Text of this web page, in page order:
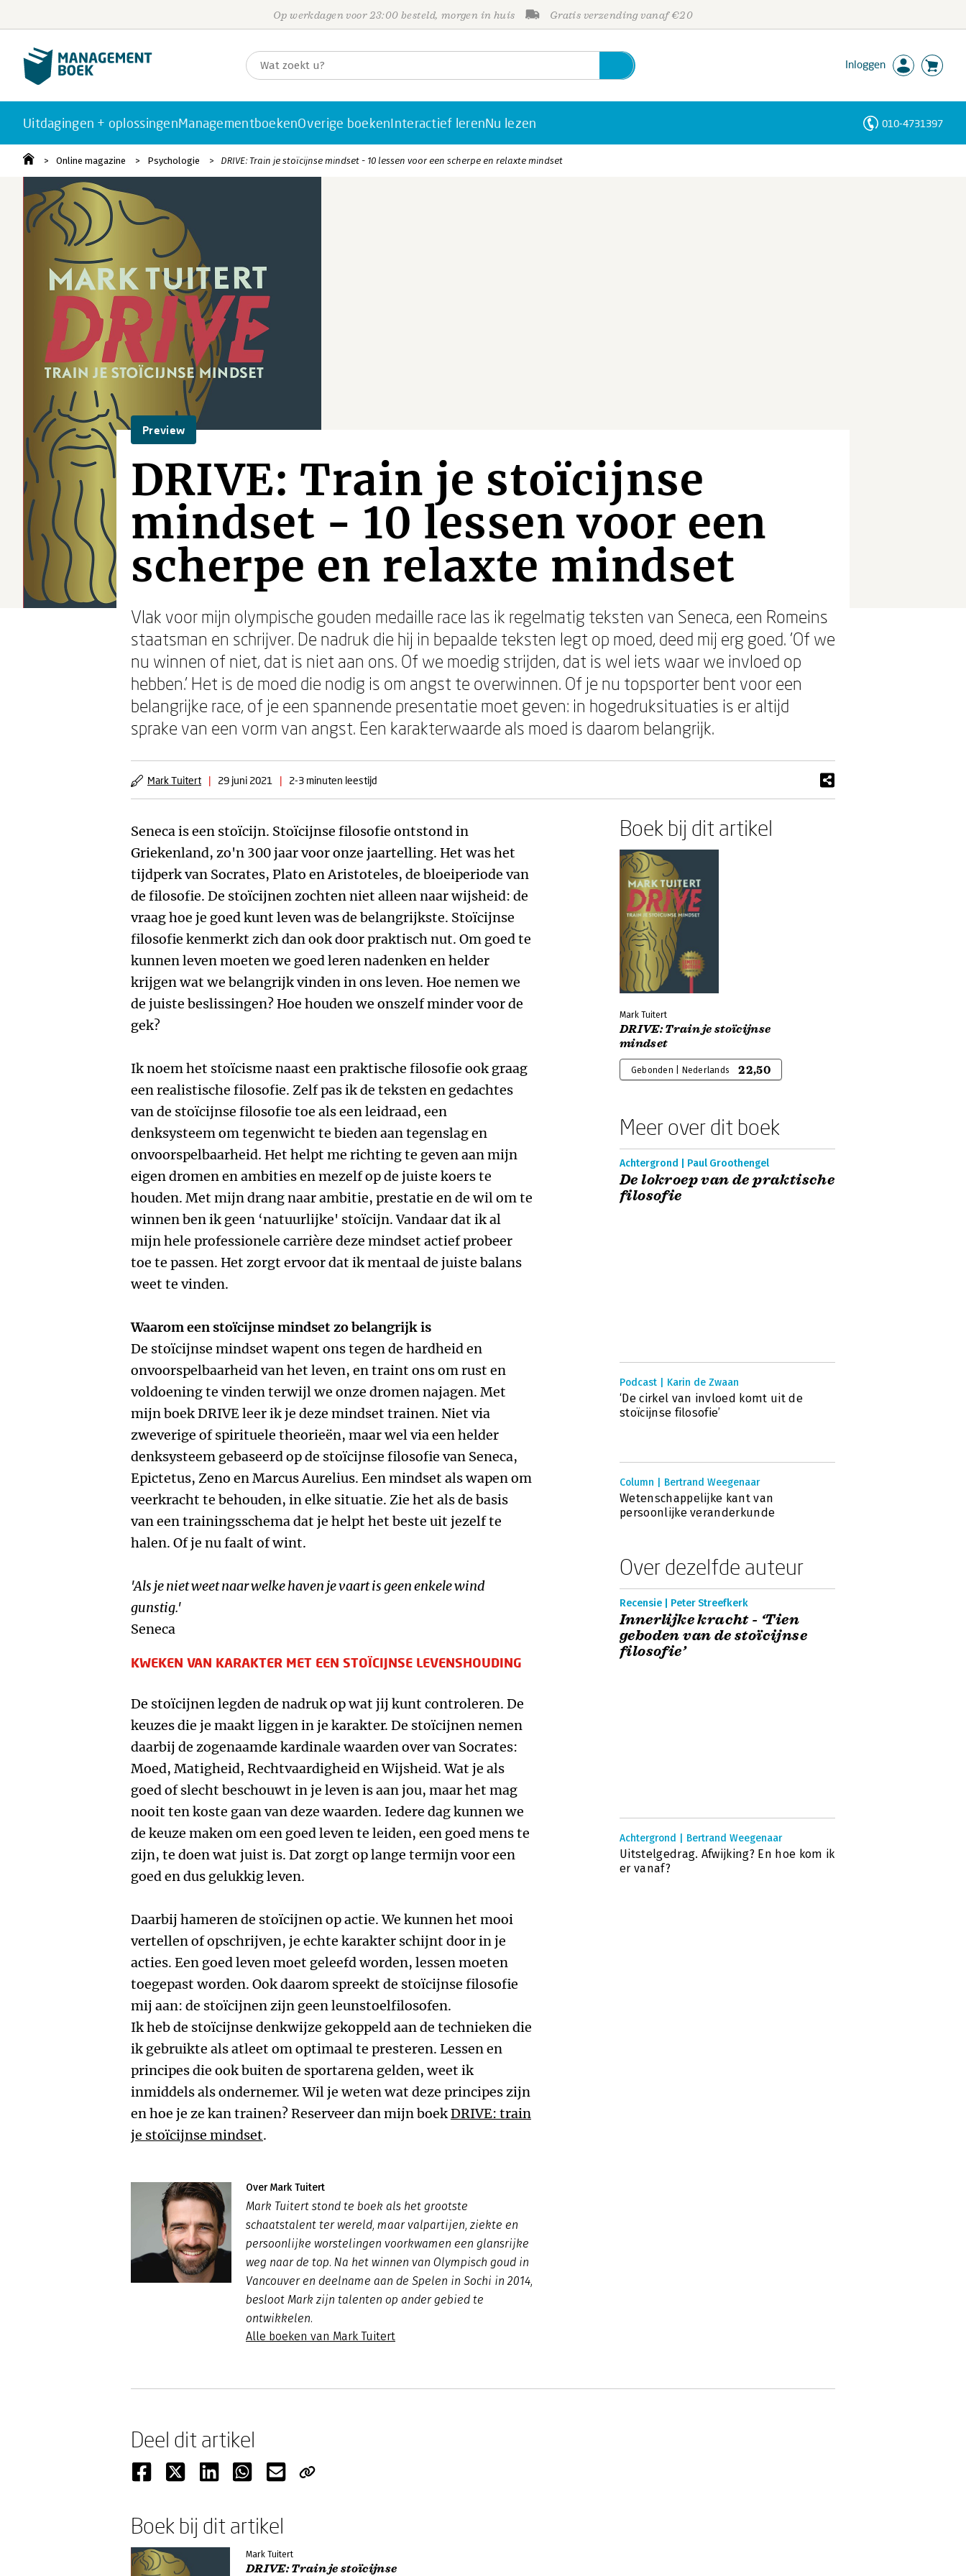
Op werkdagen voor 23:00 besteld, morgen in huis Gratis verzending vanaf €20
Inloggen
Uitdagingen + oplossingenManagementboekenOverige boekenInteractief lerenNu lezen 010-4731397
Online magazine Psychologie DRIVE: Train je stoïcijnse mindset - 10 lessen voor een scherpe en relaxte mindset
Preview
DRIVE: Train je stoïcijnse
mindset - 10 lessen voor een
scherpe en relaxte mindset
Vlak voor mijn olympische gouden medaille race las ik regelmatig teksten van Seneca, een Romeins
staatsman en schrijver. De nadruk die hij in bepaalde teksten legt op moed, deed mij erg goed. 'Of we
nu winnen of niet, dat is niet aan ons. Of we moedig strijden, dat is wel iets waar we invloed op
hebben.' Het is de moed die nodig is om angst te overwinnen. Of je nu topsporter bent voor een
belangrijke race, of je een spannende presentatie moet geven: in hogedruksituaties is er altijd
sprake van een vorm van angst. Een karakterwaarde als moed is daarom belangrijk.
Mark Tuitert | 29 juni 2021 | 2-3 minuten leestijd
Seneca is een stoïcijn. Stoïcijnse filosofie ontstond in
Griekenland, zo'n 300 jaar voor onze jaartelling. Het was het
tijdperk van Socrates, Plato en Aristoteles, de bloeiperiode van
de filosofie. De stoïcijnen zochten niet alleen naar wijsheid: de
vraag hoe je goed kunt leven was de belangrijkste. Stoïcijnse
filosofie kenmerkt zich dan ook door praktisch nut. Om goed te
kunnen leven moeten we goed leren nadenken en helder
krijgen wat we belangrijk vinden in ons leven. Hoe nemen we
de juiste beslissingen? Hoe houden we onszelf minder voor de
gek?
Ik noem het stoïcisme naast een praktische filosofie ook graag
een realistische filosofie. Zelf pas ik de teksten en gedachtes
van de stoïcijnse filosofie toe als een leidraad, een
denksysteem om tegenwicht te bieden aan tegenslag en
onvoorspelbaarheid. Het helpt me richting te geven aan mijn
eigen dromen en ambities en mezelf op de juiste koers te
houden. Met mijn drang naar ambitie, prestatie en de wil om te
winnen ben ik geen ‘natuurlijke' stoïcijn. Vandaar dat ik al
mijn hele professionele carrière deze mindset actief probeer
toe te passen. Het zorgt ervoor dat ik mentaal de juiste balans
weet te vinden.
Waarom een stoïcijnse mindset zo belangrijk is
De stoïcijnse mindset wapent ons tegen de hardheid en
onvoorspelbaarheid van het leven, en traint ons om rust en
voldoening te vinden terwijl we onze dromen najagen. Met
mijn boek DRIVE leer ik je deze mindset trainen. Niet via
zweverige of spirituele theorieën, maar wel via een helder
denksysteem gebaseerd op de stoïcijnse filosofie van Seneca,
Epictetus, Zeno en Marcus Aurelius. Een mindset als wapen om
veerkracht te behouden, in elke situatie. Zie het als de basis
van een trainingsschema dat je helpt het beste uit jezelf te
halen. Of je nu faalt of wint.
'Als je niet weet naar welke haven je vaart is geen enkele wind
gunstig.'
Seneca
KWEKEN VAN KARAKTER MET EEN STOÏCIJNSE LEVENSHOUDING
De stoïcijnen legden de nadruk op wat jij kunt controleren. De
keuzes die je maakt liggen in je karakter. De stoïcijnen nemen
daarbij de zogenaamde kardinale waarden over van Socrates:
Moed, Matigheid, Rechtvaardigheid en Wijsheid. Wat je als
goed of slecht beschouwt in je leven is aan jou, maar het mag
nooit ten koste gaan van deze waarden. Iedere dag kunnen we
de keuze maken om een goed leven te leiden, een goed mens te
zijn, te doen wat juist is. Dat zorgt op lange termijn voor een
goed en dus gelukkig leven.
Daarbij hameren de stoïcijnen op actie. We kunnen het mooi
vertellen of opschrijven, je echte karakter schijnt door in je
acties. Een goed leven moet geleefd worden, lessen moeten
toegepast worden. Ook daarom spreekt de stoïcijnse filosofie
mij aan: de stoïcijnen zijn geen leunstoelfilosofen.
Ik heb de stoïcijnse denkwijze gekoppeld aan de technieken die
ik gebruikte als atleet om optimaal te presteren. Lessen en
principes die ook buiten de sportarena gelden, weet ik
inmiddels als ondernemer. Wil je weten wat deze principes zijn
en hoe je ze kan trainen? Reserveer dan mijn boekDRIVE: train
je stoïcijnse mindset.
Over Mark Tuitert
Mark Tuitert stond te boek als het grootste
schaatstalent ter wereld, maar valpartijen, ziekte en
persoonlijke worstelingen voorkwamen een glansrijke
weg naar de top. Na het winnen van Olympisch goud in
Vancouver en deelname aan de Spelen in Sochi in 2014,
besloot Mark zijn talenten op ander gebied te
ontwikkelen.
Alle boeken van Mark Tuitert
Boek bij dit artikel
Mark Tuitert
DRIVE: Train je stoïcijnse
mindset
Gebonden | Nederlands 22,50
Meer over dit boek
Achtergrond | Paul Groothengel
De lokroep van de praktische
filosofie
Podcast | Karin de Zwaan
‘De cirkel van invloed komt uit de
stoïcijnse filosofie’
Column | Bertrand Weegenaar
Wetenschappelijke kant van
persoonlijke veranderkunde
Over dezelfde auteur
Recensie | Peter Streefkerk
Innerlijke kracht - ‘Tien
geboden van de stoïcijnse
filosofie’
Achtergrond | Bertrand Weegenaar
Uitstelgedrag. Afwijking? En hoe kom ik
er vanaf?
Deel dit artikel
Boek bij dit artikel
Mark Tuitert
DRIVE: Train je stoïcijnse
Personen